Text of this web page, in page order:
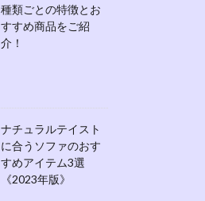
種類ごとの特徴とお
すすめ商品をご紹
介！
ナチュラルテイスト
に合うソファのおす
すめアイテム3選
《2023年版》